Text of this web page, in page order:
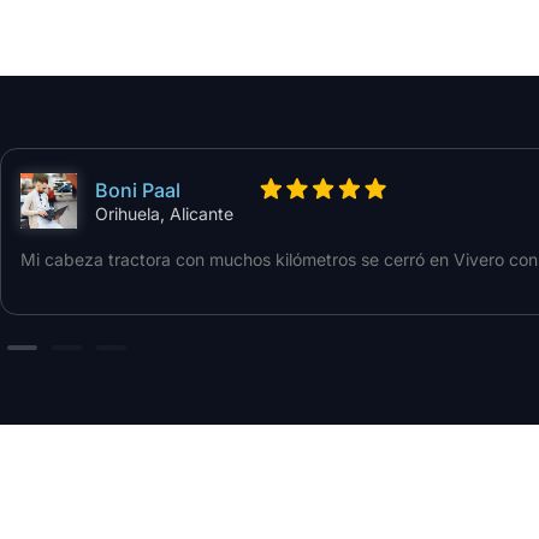
Boni Paal
Orihuela, Alicante
Mi cabeza tractora con muchos kilómetros se cerró en Vivero